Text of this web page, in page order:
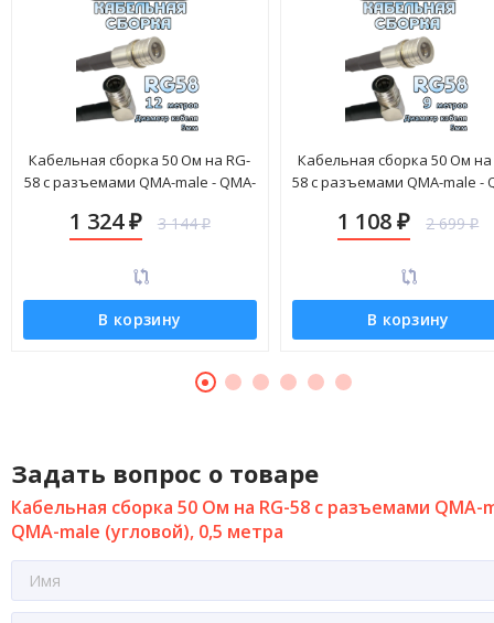
Кабельная сборка 50 Ом на RG-
58 с разъемами QMA-male - QMA-
1 324 ₽ 3 144₽
В корзину
Кабельная сборка 50 Ом на
58 с разъемами QMA-male -
1 108₽ 2 699₽
В корзину
Задать вопрос о товаре
Кабельная сборка 50 Ом на RG-58 с разъемами QMA-
QMA-male (угловой), 0,5 метра